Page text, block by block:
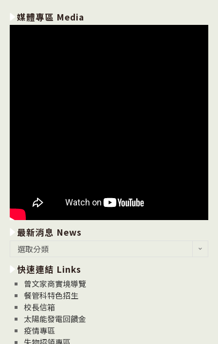
媒體專區 Media
最新消息 News
消
息
News
選取分類
快速連結 Links
曾文家商實境導覽
餐管科特色招生
校長信箱
太陽能發電回饋金
疫情專區